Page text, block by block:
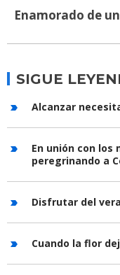
Enamorado de
SIGUE
Alcanzar
En unión con
peregrinando a
Disfrutar del
Cuando la flor